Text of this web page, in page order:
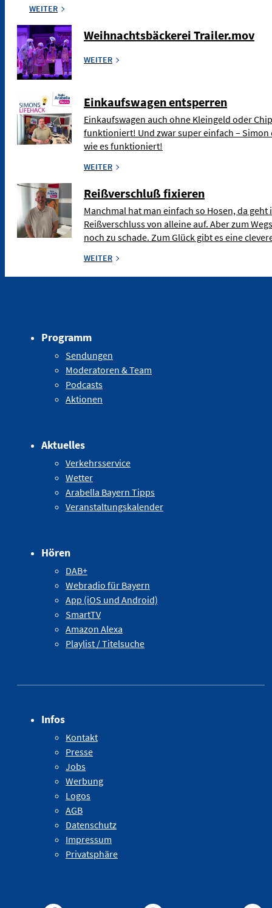
WEITER
Weihnachtsbäckerei Trailer.mov
WEITER
Einkaufswagen entsperren
Einkaufswagen auch ohne Kleingeld oder
funktioniert! Und zwar super einfach –
wie es funktioniert!
WEITER
Reißverschluß fixieren
Manchmal hat man einfach so Hosen, da
Reißverschluss von alleine auf. Aber zum
noch zu schade. Zum Glück gibt es eine
WEITER
Programm
Sendungen
Moderatoren & Team
Podcasts
Aktionen
Aktuelles
Verkehrsservice
Wetter
Arabella Bayern Tipps
Veranstaltungskalender
Hören
DAB+
Webradio für Bayern
App (iOS und Android)
SmartTV
Amazon Alexa
Playlist / Titelsuche
Infos
Kontakt
Presse
Jobs
Werbung
Logos
AGB
Datenschutz
Impressum
Privatsphäre